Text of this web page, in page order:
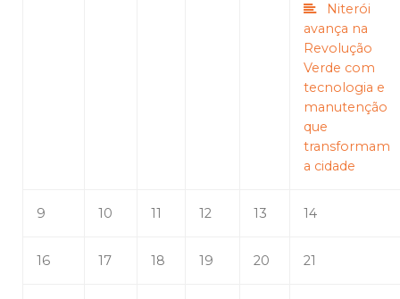
Niterói
avança na
Revolução
Verde com
tecnologia e
manutenção
que
transformam
a cidade
9 10 11 12 13 14
16 17 18 19 20 21